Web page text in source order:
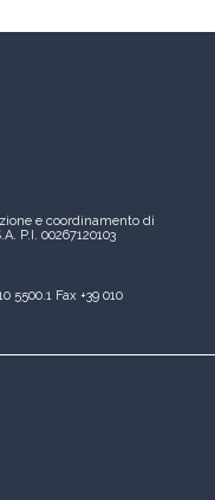
e coordinamento di
P.I. 00267120103
5500.1 Fax +39 010